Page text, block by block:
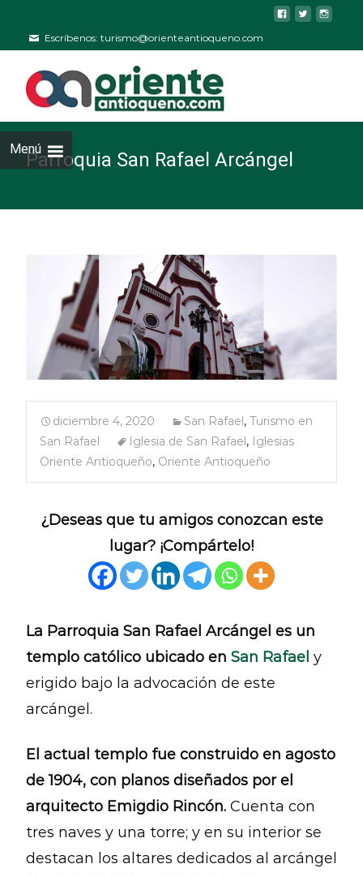
Escríbenos: turismo@orienteantioqueno.com
MenúParroquia San Rafael Arcángel
diciembre 4, 2020 San Rafael, Turismo en
San Rafael
Iglesia de San Rafael, Iglesias
Oriente Antioqueño, Oriente Antioqueño
¿Deseas que tu amigos conozcan este
lugar? ¡Compártelo!
La Parroquia San Rafael Arcángel es un
templo católico ubicado en San Rafael y
erigido bajo la advocación de este
arcángel.
El actual templo fue construido en agosto
de 1904, con planos diseñados por el
arquitecto Emigdio Rincón. Cuenta con
tres naves y una torre; y en su interior se
destacan los altares dedicados al arcángel